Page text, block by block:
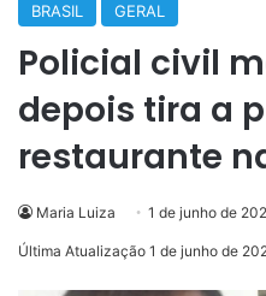
BRASIL GERAL
Policial civil
depois tira a
restaurante
Maria Luiza 1 de junho de
Última Atualização 1 de junho de